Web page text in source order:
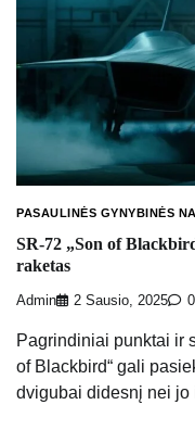
PASAULINĖS GYNYBINĖS
SR-72 „Son of
raketas
Admin 2 Sausio, 2025 0
Pagrindiniai punktai ir
of Blackbird“ gali
dvigubai didesnį nei